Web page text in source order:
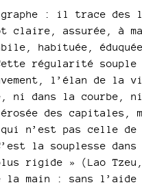
: il trace
claire, assurée, à
habituée,
régularité souple
l’élan de
ni dans la courbe,
des capitales,
n’est pas celle de
la souplesse
rigide » (Lao
main : sans l’aide